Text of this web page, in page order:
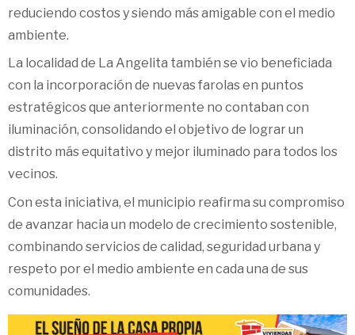
reduciendo costos y siendo más amigable con el medio
ambiente.
La localidad de La Angelita también se vio beneficiada
con la incorporación de nuevas farolas en puntos
estratégicos que anteriormente no contaban con
iluminación, consolidando el objetivo de lograr un
distrito más equitativo y mejor iluminado para todos los
vecinos.
Con esta iniciativa, el municipio reafirma su compromiso
de avanzar hacia un modelo de crecimiento sostenible,
combinando servicios de calidad, seguridad urbana y
respeto por el medio ambiente en cada una de sus
comunidades.